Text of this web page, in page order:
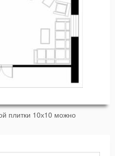
плитки 10х10 можно